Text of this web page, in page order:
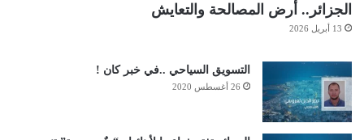
الجزائر.. أرض المصالحة والتعايش
13 أبريل 2026
التسويق السياحي ..في خبر كان !
26 أغسطس 2020